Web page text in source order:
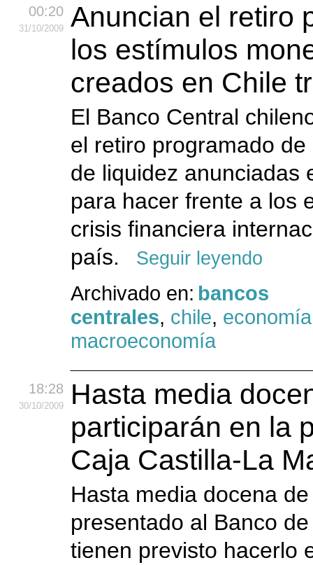
00:20
31/10/2009
Anuncian el retiro
los estímulos
creados en Chile
El Banco Central
el retiro programado
de liquidez anunciadas
para hacer frente a los
crisis financiera
país.
Seguir leyendo
Archivado en: bancos
centrales, chile, economía
macroeconomía
18:28
30/10/2009
Hasta media
participarán en la
Caja Castilla-La
Hasta media docena
presentado al Banco
tienen previsto hacerlo